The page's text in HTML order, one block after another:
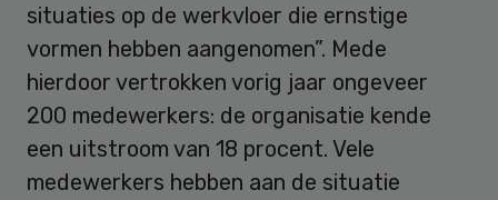
situaties op de werkvloer die ernstige
vormen hebben aangenomen”. Mede
hierdoor vertrokken vorig jaar ongeveer
200 medewerkers: de organisatie kende
een uitstroom van 18 procent. Vele
medewerkers hebben aan de situatie